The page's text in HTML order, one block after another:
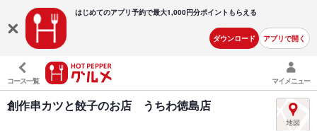
はじめてのアプリ予約で最大1,000円分ポイントもらえる
ダウンロード アプリで開く
コース一覧 マイメニュー
創作串カツと餃子のお店 うちわ徳島店